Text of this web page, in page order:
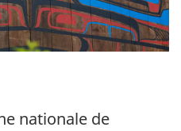
nationale de